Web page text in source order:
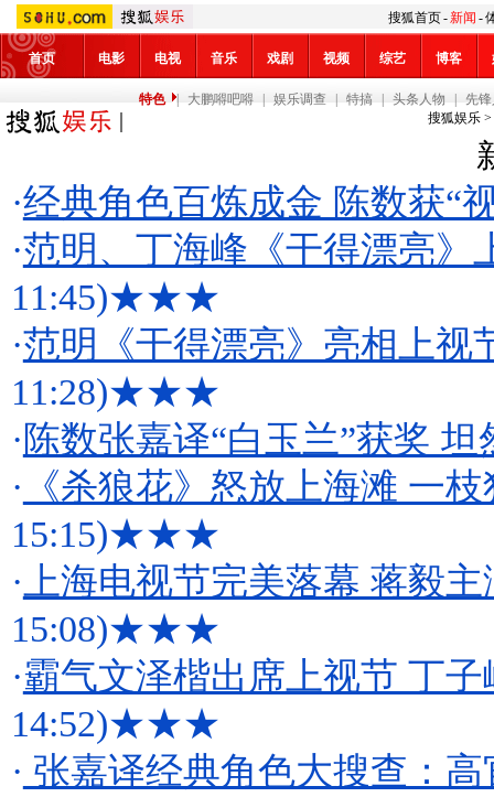
搜狐首页-新闻 -
首页 电影 电视 音乐 戏剧 视频 综艺 博客
特色 大鹏嘚吧嘚 娱乐调查 特搞 头条人物
先
搜狐娱乐 >
·经典角色百炼成金 陈数获“
·范明、丁海峰《干得漂亮》
11:45)★★★
·范明《干得漂亮》亮相上视
11:28)★★★
·陈数张嘉译“白玉兰”获奖 坦
· 《杀狼花》怒放上海滩 一
15:15)★★★
· 上海电视节完美落幕 蒋毅
15:08)★★★
·霸气文泽楷出席上视节 丁
14:52)★★★
· 张嘉译经典角色大搜查：